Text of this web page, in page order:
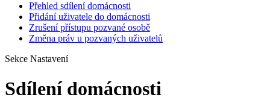
Přehled sdílení domácnosti
Přidání uživatele do domácnosti
Zrušení přístupu pozvané osobě
Změna práv u pozvaných uživatelů
Sekce Nastavení
Sdílení domácnosti